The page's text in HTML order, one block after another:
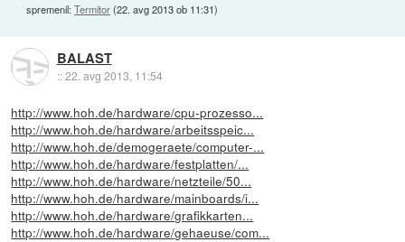
spremenil:Termitor(22. avg 2013 ob 11:31)
BALAST
::22. avg 2013, 11:54
http://www.hoh.de/hardware/cpu-prozesso...
http://www.hoh.de/hardware/arbeitsspeic...
http://www.hoh.de/demogeraete/computer-...
http://www.hoh.de/hardware/festplatten/...
http://www.hoh.de/hardware/netzteile/50...
http://www.hoh.de/hardware/mainboards/i...
http://www.hoh.de/hardware/grafikkarten...
http://www.hoh.de/hardware/gehaeuse/com...